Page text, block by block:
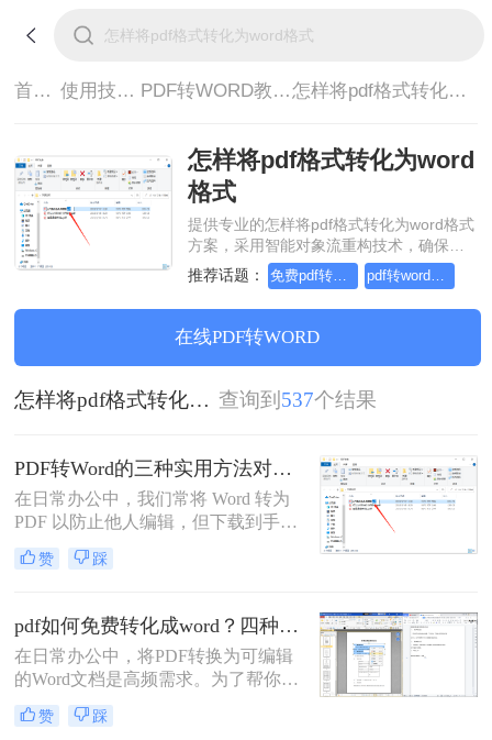
首页> 使用技巧> PDF转WORD教程> 怎样将pdf格式转化为word格式
怎样将pdf格式转化为word
格式
提供专业的怎样将pdf格式转化为word格式
方案，采用智能对象流重构技术，确保文
档1:1高保真还原且排版不乱码。支持一键
批量处理，全链路 SSL 加密保障隐私安
全。助您快速实现怎样将pdf格式转化为
word格式，无需安装，高效办公。
推荐话题： 免费pdf转word的三种方法
在线PDF转WORD
怎样将pdf格式转化为word格式 查询到 537个结果
PDF转Word的三种实用方法对比：可编辑、保格式、避风险！
在日常办公中，我们常将 Word 转为
PDF 以防止他人编辑，但下载到手的
PDF 往往又需要修改内容，这时就不
得不将 PDF 再转回 Word。然而，很
错乱，要么工具捆绑广告，甚至文件
受损。那么 PDF 如何改成 Word 文
档？本文从 转换质量、操作难度、文
件安全、批量能力 四个维度，对比三
种主流方法，帮助您快速选出最合适
的那一种。
赞 踩
pdf如何免费转化成word？四种方法对比与实操指南（附详细表格）
在日常办公中，将PDF转换为可编辑
的Word文档是高频需求。为了帮你快
速选出最适合自己的方案，下表汇总
了四种主流免费方法的核心差异：
赞 踩